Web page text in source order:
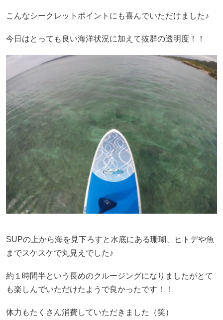
こんなシークレットポイントにも喜んでいただけました♪
今日はとっても良い海洋状況に加えて抜群の透明度！！
SUPの上から海を見下ろすと水底にある珊瑚、ヒトデや魚
までスケスケで丸見えでした♪
約１時間半という長めのクルージングになりましたがとて
も楽しんでいただけたようで良かったです！！
体力もたくさん消費していただきました（笑）